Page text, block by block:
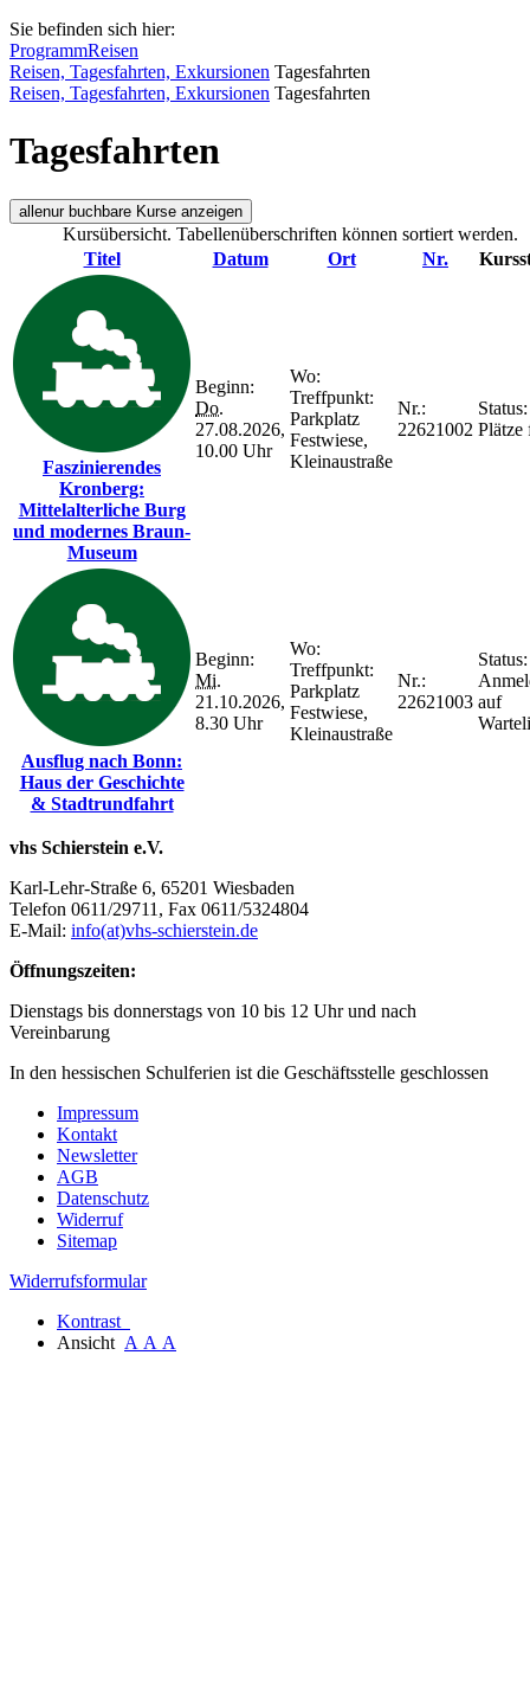
Sie befinden sich hier:
ProgrammReisen
Reisen, Tagesfahrten, Exkursionen Tagesfahrten
Reisen, Tagesfahrten, Exkursionen Tagesfahrten
Tagesfahrten
allenur buchbare Kurse anzeigen
Kursübersicht. Tabellenüberschriften können sortiert werden.
Titel
Datum Ort Nr.
Faszinierendes
Kronberg:
Mittelalterliche Burg
und modernes Braun-
Museum
Beginn:
Do.
27.08.2026,
10.00 Uhr
Wo:
Treffpunkt:
Parkplatz
Festwiese,
Kleinaustraße
Nr.:
22621002
Status:
Plätze
Ausflug nach Bonn:
Haus der Geschichte
& Stadtrundfahrt
Beginn:
Mi.
21.10.2026,
8.30 Uhr
Wo:
Treffpunkt:
Parkplatz
Festwiese,
Kleinaustraße
Nr.:
22621003
Status:
auf
vhs Schierstein e.V.
Karl-Lehr-Straße 6, 65201 Wiesbaden
Telefon 0611/29711, Fax 0611/5324804
E-Mail: info(at)vhs-schierstein.de
Öffnungszeiten:
Dienstags bis donnerstags von 10 bis 12 Uhr und nach
Vereinbarung
In den hessischen Schulferien ist die Geschäftsstelle geschlossen
Impressum
Kontakt
Newsletter
AGB
Datenschutz
Widerruf
Sitemap
Widerrufsformular
Kontrast
Ansicht A A A